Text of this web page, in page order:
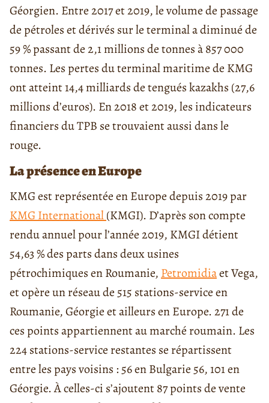
Géorgien. Entre 2017 et 2019, le volume de passage
de pétroles et dérivés sur le terminal a diminué de
59 % passant de 2,1 millions de tonnes à 857 000
tonnes. Les pertes du terminal maritime de KMG
ont atteint 14,4 milliards de tengués kazakhs (27,6
millions d’euros). En 2018 et 2019, les indicateurs
financiers du TPB se trouvaient aussi dans le
rouge.
La présence en Europe
KMG est représentée en Europe depuis 2019 par
KMG International(KMGI). D’après son compte
rendu annuel pour l’année 2019, KMGI détient
54,63 % des parts dans deux usines
pétrochimiques en Roumanie, Petromidiaet Vega,
et opère un réseau de 515 stations-service en
Roumanie, Géorgie et ailleurs en Europe. 271 de
ces points appartiennent au marché roumain. Les
224 stations-service restantes se répartissent
entre les pays voisins : 56 en Bulgarie 56, 101 en
Géorgie. À celles-ci s’ajoutent 87 points de vente